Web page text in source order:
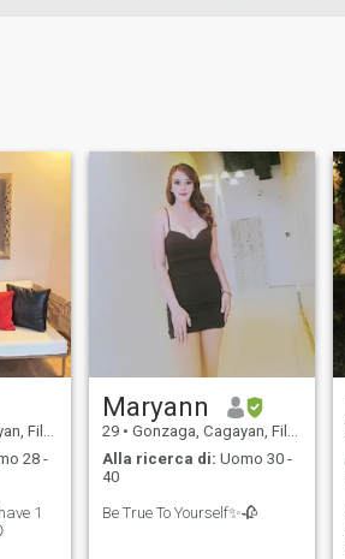
28 -
1
Maryann
29 • Gonzaga, Cagayan, Filippine
Alla ricerca di: Uomo 30 -
40
Be True To Yourself✨🥀